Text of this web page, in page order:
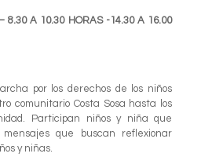
8.30 A 10.30 HORAS -14.30 A 16.00
por los derechos de los niños
comunitario Costa Sosa hasta los
Participan niños y niña que
que buscan reflexionar
y niñas.